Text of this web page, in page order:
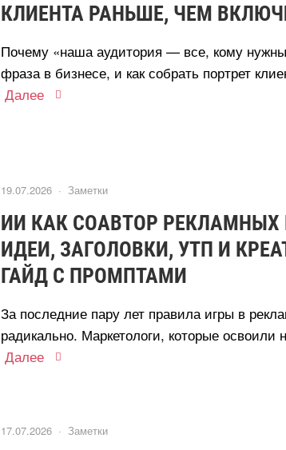
КЛИЕНТА РАНЬШЕ, ЧЕМ
Почему «наша аудитория — все, кому
фраза в бизнесе, и как собрать портрет
Далее
19.07.2026 · Заметки
ИИ КАК СОАВТОР
ИДЕИ, ЗАГОЛОВКИ, УТП И
ГАЙД С ПРОМПТАМИ
За последние пару лет правила игры в
радикально. Маркетологи, которые освоили
Далее
17.07.2026 · Заметки